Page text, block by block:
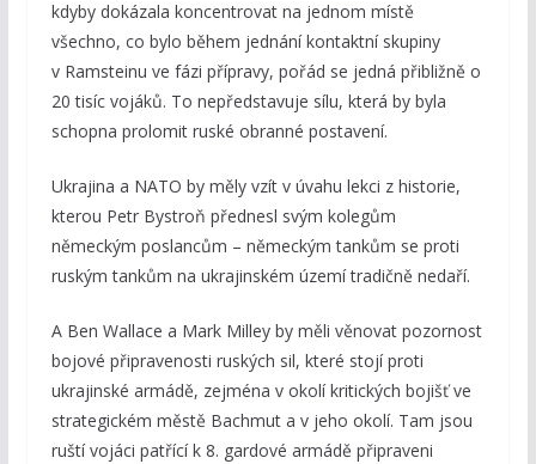
kdyby dokázala koncentrovat na jednom místě
všechno, co bylo během jednání kontaktní skupiny
v Ramsteinu ve fázi přípravy, pořád se jedná přibližně o
20 tisíc vojáků. To nepředstavuje sílu, která by byla
schopna prolomit ruské obranné postavení.
Ukrajina a NATO by měly vzít v úvahu lekci z historie,
kterou Petr Bystroň přednesl svým kolegům
německým poslancům – německým tankům se proti
ruským tankům na ukrajinském území tradičně nedaří.
A Ben Wallace a Mark Milley by měli věnovat pozornost
bojové připravenosti ruských sil, které stojí proti
ukrajinské armádě, zejména v okolí kritických bojišť ve
strategickém městě Bachmut a v jeho okolí. Tam jsou
ruští vojáci patřící k 8. gardové armádě připraveni